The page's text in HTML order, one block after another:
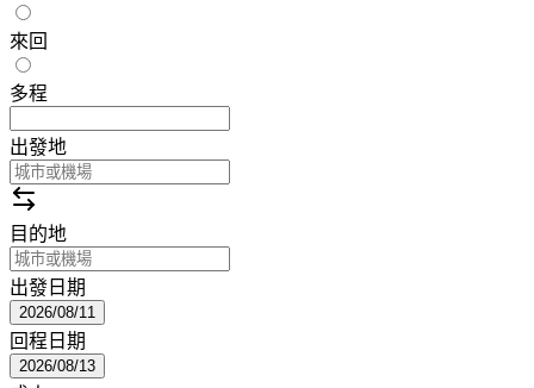
來回
多程
出發地
目的地
出發日期
2026/08/11
回程日期
2026/08/13